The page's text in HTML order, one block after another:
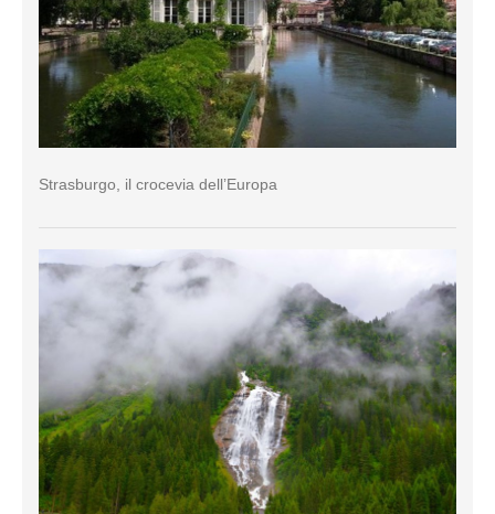
Strasburgo, il crocevia dell’Europa